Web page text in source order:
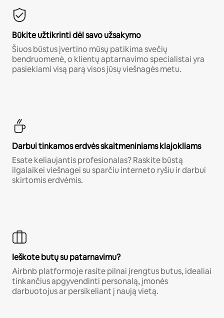
Būkite užtikrinti dėl savo užsakymo
Šiuos būstus įvertino mūsų patikima svečių
bendruomenė, o klientų aptarnavimo specialistai yra
pasiekiami visą parą visos jūsų viešnagės metu.
Darbui tinkamos erdvės skaitmeniniams klajokliams
Esate keliaujantis profesionalas? Raskite būstą
ilgalaikei viešnagei su sparčiu interneto ryšiu ir darbui
skirtomis erdvėmis.
Ieškote butų su patarnavimu?
Airbnb platformoje rasite pilnai įrengtus butus, idealiai
tinkančius apgyvendinti personalą, įmonės
darbuotojus ar persikeliant į naują vietą.